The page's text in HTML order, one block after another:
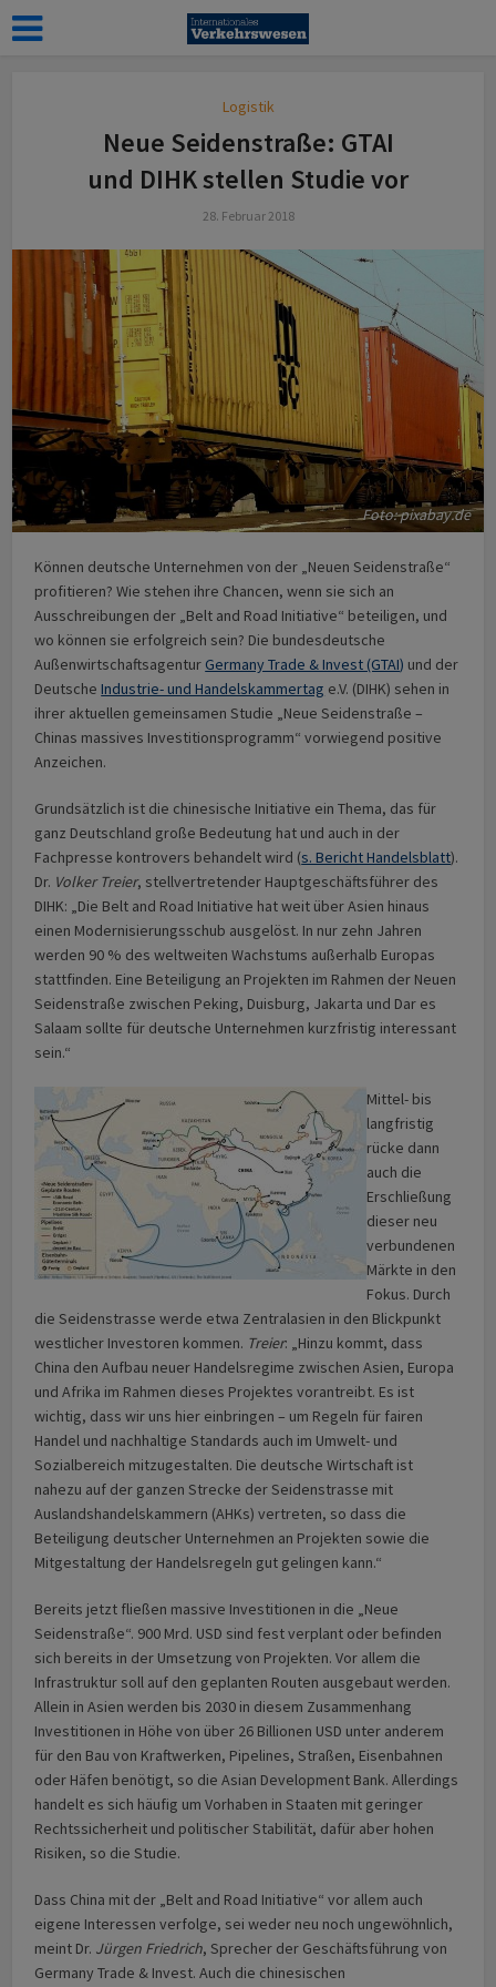
Logistik
Neue Seidenstraße: GTAI
und DIHK stellen Studie vor
28. Februar 2018
Foto: pixabay.de
Können deutsche Unternehmen von der „Neuen Seidenstraße“
profitieren? Wie stehen ihre Chancen, wenn sie sich an
Ausschreibungen der „Belt and Road Initiative“ beteiligen, und
wo können sie erfolgreich sein? Die bundesdeutsche
Außenwirtschaftsagentur Germany Trade & Invest (GTAI) und der
DeutscheIndustrie- und Handelskammertag e.V. (DIHK) sehen in
ihrer aktuellen gemeinsamen Studie „Neue Seidenstraße –
Chinas massives Investitionsprogramm“ vorwiegend positive
Anzeichen.
Grundsätzlich ist die chinesische Initiative ein Thema, das für
ganz Deutschland große Bedeutung hat und auch in der
Fachpresse kontrovers behandelt wird (s. Bericht Handelsblatt).
Dr. Volker Treier, stellvertretender Hauptgeschäftsführer des
DIHK: „Die Belt and Road Initiative hat weit über Asien hinaus
einen Modernisierungsschub ausgelöst. In nur zehn Jahren
werden 90 % des weltweiten Wachstums außerhalb Europas
stattfinden. Eine Beteiligung an Projekten im Rahmen der Neuen
Seidenstraße zwischen Peking, Duisburg, Jakarta und Dar es
Salaam sollte für deutsche Unternehmen kurzfristig interessant
sein.“
Mittel- bis
langfristig
rücke dann
auch die
Erschließung
dieser neu
verbundenen
Märkte in den
Fokus. Durch
die Seidenstrasse werde etwa Zentralasien in den Blickpunkt
westlicher Investoren kommen. Treier: „Hinzu kommt, dass
China den Aufbau neuer Handelsregime zwischen Asien, Europa
und Afrika im Rahmen dieses Projektes vorantreibt. Es ist
wichtig, dass wir uns hier einbringen – um Regeln für fairen
Handel und nachhaltige Standards auch im Umwelt- und
Sozialbereich mitzugestalten. Die deutsche Wirtschaft ist
nahezu auf der ganzen Strecke der Seidenstrasse mit
Auslandshandelskammern (AHKs) vertreten, so dass die
Beteiligung deutscher Unternehmen an Projekten sowie die
Mitgestaltung der Handelsregeln gut gelingen kann.“
Bereits jetzt fließen massive Investitionen in die „Neue
Seidenstraße“. 900 Mrd. USD sind fest verplant oder befinden
sich bereits in der Umsetzung von Projekten. Vor allem die
Infrastruktur soll auf den geplanten Routen ausgebaut werden.
Allein in Asien werden bis 2030 in diesem Zusammenhang
Investitionen in Höhe von über 26 Billionen USD unter anderem
für den Bau von Kraftwerken, Pipelines, Straßen, Eisenbahnen
oder Häfen benötigt, so die Asian Development Bank. Allerdings
handelt es sich häufig um Vorhaben in Staaten mit geringer
Rechtssicherheit und politischer Stabilität, dafür aber hohen
Risiken, so die Studie.
Dass China mit der „Belt and Road Initiative“ vor allem auch
eigene Interessen verfolge, sei weder neu noch ungewöhnlich,
meint Dr. Jürgen Friedrich, Sprecher der Geschäftsführung von
Germany Trade & Invest. Auch die chinesischen